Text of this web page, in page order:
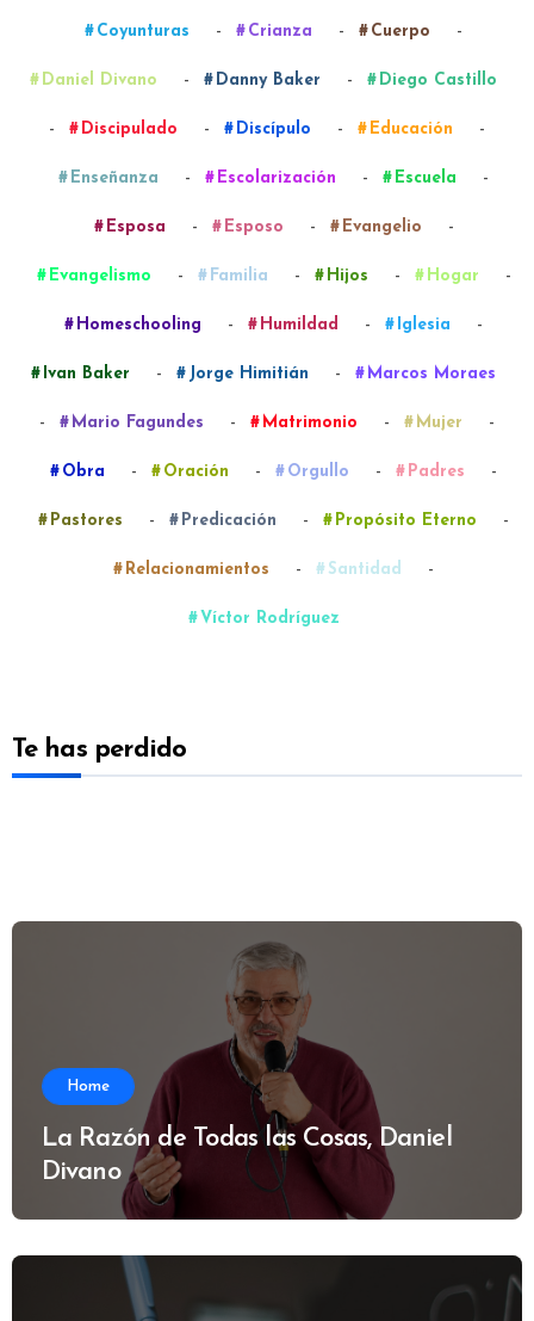
Coyunturas - Crianza - Cuerpo -
Daniel Divano - Danny Baker - Diego Castillo
- Discipulado - Discípulo - Educación -
Enseñanza - Escolarización - Escuela -
Esposa - Esposo - Evangelio -
Evangelismo - Familia - Hijos - Hogar -
Homeschooling - Humildad - Iglesia -
Ivan Baker - Jorge Himitián - Marcos Moraes
- Mario Fagundes - Matrimonio - Mujer -
Obra - Oración - Orgullo - Padres -
Pastores - Predicación - Propósito Eterno -
Relacionamientos - Santidad -
Víctor Rodríguez
Te has perdido
Home
La Razón de Todas las Cosas, Daniel
Divano